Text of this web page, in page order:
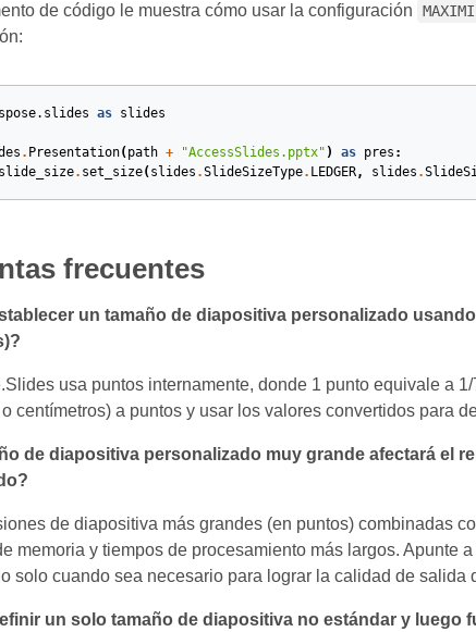
de código le muestra cómo usar la configuración
as slides
. Presentation( path + "AccessSlides.pptx" ) as pres :
slide_size. set_size( slides .SlideSizeType. LEDGER, slides .
frecuentes
un tamaño de diapositiva personalizado
usa puntos internamente, donde 1 punto equivale a
centímetros) a puntos y usar los valores convertidos para
de diapositiva personalizado muy grande afectará el
de diapositiva más grandes (en puntos) combinadas
memoria y tiempos de procesamiento más largos. Apunte
solo cuando sea necesario para lograr la calidad de salida
un solo tamaño de diapositiva no estándar y luego